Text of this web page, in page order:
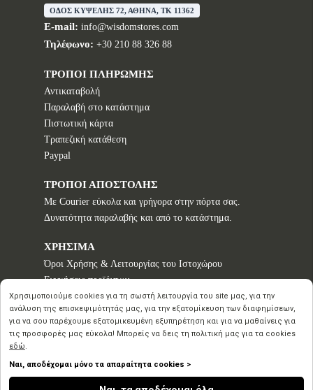
ΟΔΟΣ ΚΥΨΕΛΗΣ 72, ΑΘΗΝΑ, TK 11362
E-mail: info@wisdomstores.com
Τηλέφωνο: +30 210 88 326 88
ΤΡΟΠΟΙ ΠΛΗΡΩΜΗΣ
Αντικαταβολή
Παραλαβή στο κατάστημα
Πιστωτική κάρτα
Τραπεζική κατάθεση
Paypal
ΤΡΟΠΟΙ ΑΠΟΣΤΟΛΗΣ
Με Courier εύκολα και γρήγορα στην πόρτα σας.
Δυνατότητα παραλαβής και από το κατάστημα.
ΧΡΗΣΙΜΑ
Όροι Χρήσης & Λειτουργίας του Ιστοχώρου
Εγγυήσεις προϊόντων
Τρόποι παραγγελίας
Πολιτική επιστροφών - Δικαίωμα Υπαναχώρησης
Προστασία Προσωπικών Δεδομένων
Copyright © 2020 2026
Χρησιμοποιούμε cookies για τη σωστή λειτουργία του site μας, για την
ανάλυση της επισκεψιμότητάς μας, για την εξατομίκευση των διαφημίσεων,
για να σου παρέχουμε εξατομικευμένη εξυπηρέτηση και για να μαθαίνεις για
τις προσφορές μας εύκολα! Μπορείς να δεις τη πολιτική μας για τα cookies
εδώ.
Ναι, αποδέχομαι μόνο τα απαραίτητα cookies >